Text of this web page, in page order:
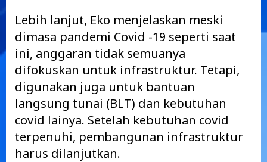
Lebih lanjut, Eko menjelaskan meski
dimasa pandemi Covid -19 seperti saat
ini, anggaran tidak semuanya
difokuskan untuk infrastruktur. Tetapi,
digunakan juga untuk bantuan
langsung tunai (BLT) dan kebutuhan
covid lainya. Setelah kebutuhan covid
terpenuhi, pembangunan infrastruktur
harus dilanjutkan.